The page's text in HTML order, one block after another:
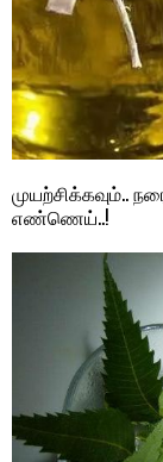
முயற்சிக்கவும்..
எண்ணெய்..!